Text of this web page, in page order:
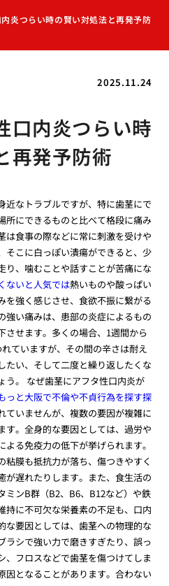
炎つらい時の賢い対処法と再発予防
2025.11.24
口内炎つらい時
再発予防術
近なトラブルですが、特に歯茎にで
所にできるものと比べて格段に痛み
は食事の際などに常に刺激を受けや
そこに白っぽい潰瘍ができると、少
り、噛むことや話すことが苦痛にな
ないと人気では熱いものや酸っぱい
を強く感じさせ、食欲不振に繋がる
強い痛みは、患部の炎症によるもの
させます。多くの場合、1週間から
ていますが、その間の辛さは耐え
たい、そして二度と繰り返したくな
う。 なぜ歯茎にアフタ性口内炎が
っと大阪で不倫や不貞行為を探す探
ていませんが、複数の要因が複雑に
す。全身的な要因としては、過労や
る免疫力の低下が挙げられます。
粘膜も抵抗力が落ち、傷つきやすく
が遅れたりします。また、食生活の
ミンB群（B2、B6、B12など）や鉄
持に不可欠な栄養素の不足も、口内
な要因としては、歯茎への物理的な
ラシで強い力で磨きすぎたり、誤っ
、フロスなどで歯茎を傷つけてしま
因となることがあります。合わない